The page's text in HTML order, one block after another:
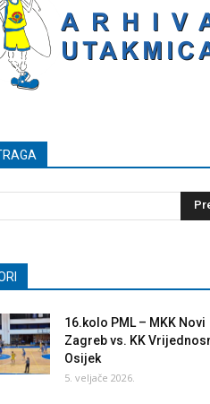
16.kolo PML – MKK Novi
Zagreb vs. KK
Osijek
5. veljače 2026.